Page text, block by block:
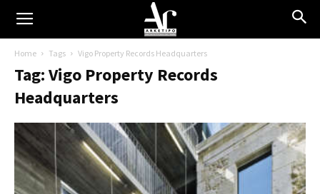
Home Tags Vigo Property Records Headquarters
Tag: Vigo Property Records
Headquarters